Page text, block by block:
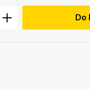
ZadejteDo